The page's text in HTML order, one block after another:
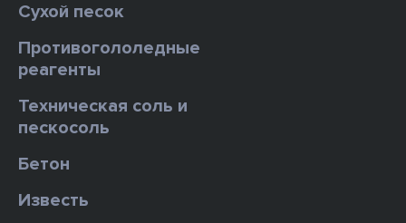
Сухой песок
Противогололедные
реагенты
Техническая соль и
пескосоль
Бетон
Известь